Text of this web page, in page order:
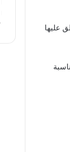
عليها